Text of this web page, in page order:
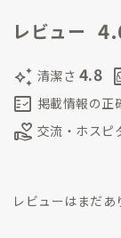
に現代アートの作
レビュー
auto_awesome 清潔さ 4.8
fact_check 掲載情報の正
volunteer_activism 交流・ホスピ
レビューはまだあ